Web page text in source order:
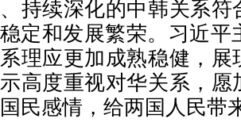
持续深化的中韩关系
定和发展繁荣。习近
理应更加成熟稳健，
高度重视对华关系，
民感情，给两国人民带